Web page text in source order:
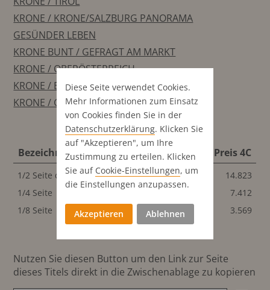
KRONE / KRONE/SALZBURG PANORAMA
GESÜNDER LEBEN
KRONE BUNT / GEFRAGT AM MARKT
KRONE / OBERÖSTERREICH
KRONE / BAUEN & WOHNEN
KRONE / GESAMTAUSGABE
Bezeichnung Format Preis S/W Preis 4C
1/2 Seite quer 196x135 mm 14.823
14.823
1/4 Seite
96x135 mm
7.412
1/8 Seite
96x65 mm 3.569 3.569
Nutzen Sie diesen Button um den Link zur Seite
dieses Titels direkt in die Zwischenablage zu kopieren
Diese Seite verwendet Cookies.
Mehr Informationen zum Einsatz
von Cookies finden Sie in der
Datenschutz­erklärung. Klicken Sie
auf "Akzeptieren", um Ihre
Zustimmung zu erteilen. Klicken
Sie auf Cookie-Einstellungen, um
die Einstellungen anzupassen.
Akzeptieren Ablehnen